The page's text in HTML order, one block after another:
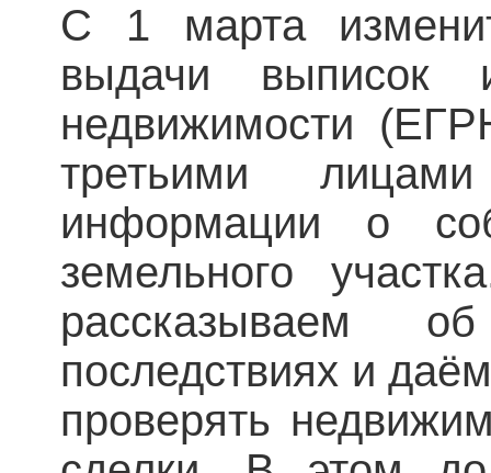
С 1 марта
выдачи выписок
недвижимости
третьими
информации о
земельного
рассказываем
последствиях и
проверять